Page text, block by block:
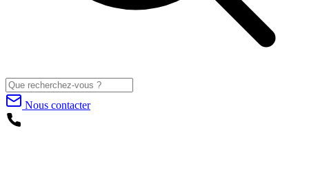
Nous contacter